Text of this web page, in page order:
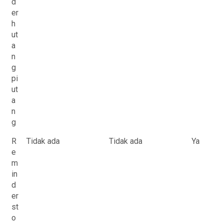
er
h
ut
a
n
g
pi
ut
a
n
g
R
e
m
in
d
er
st
o
Tidak ada Tidak ada Ya